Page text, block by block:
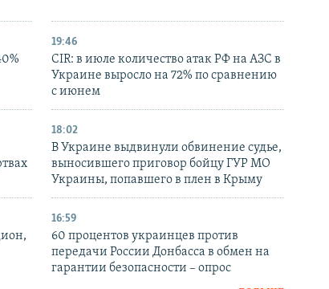
19:46
CIR: в июле количество атак РФ на АЗС в
Украине выросло на 72% по сравнению
с июнем
18:02
В Украине выдвинули обвинение судье,
выносившего приговор бойцу ГУР МО
Украины, попавшего в плен в Крыму
16:59
60 процентов украинцев против
передачи России Донбасса в обмен на
гарантии безопасности – опрос